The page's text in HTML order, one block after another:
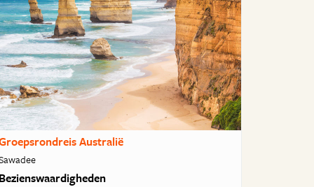
Australië
Bezienswaardigheden